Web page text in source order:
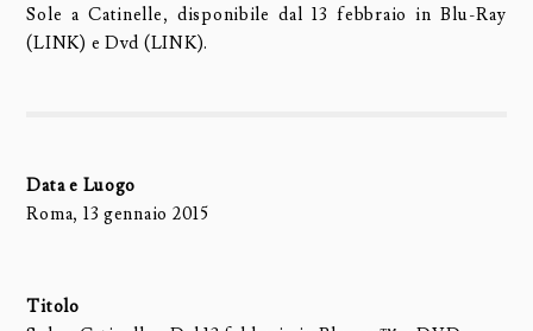
Sole a Catinelle, disponibile dal 13 febbraio in Blu-Ray
(LINK) e Dvd (LINK).
Data e Luogo
Roma, 13 gennaio 2015
Titolo